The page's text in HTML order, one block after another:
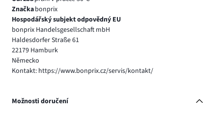
Značkabonprix
Hospodářský subjekt odpovědný EU
bonprix Handelsgesellschaft mbH
Haldesdorfer Straße 61
22179 Hamburk
Německo
Kontakt: https://www.bonprix.cz/servis/kontakt/
Možnosti doručení